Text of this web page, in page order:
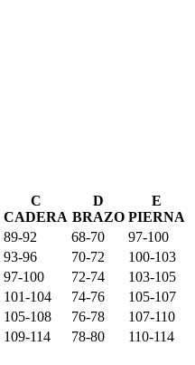
C
CADERA
D
BRAZO
E
PIERNA
89-92 68-70
97-100
93-96 70-72
100-103
97-100 72-74
103-105
101-104 74-76
105-107
105-108 76-78
107-110
109-114 78-80 110-114